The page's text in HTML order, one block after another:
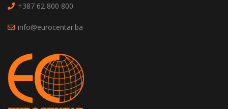
+387 62 800 800
info@eurocentar.ba